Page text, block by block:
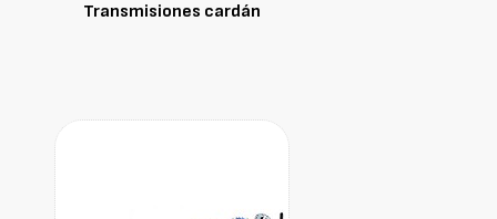
Transmisiones cardán